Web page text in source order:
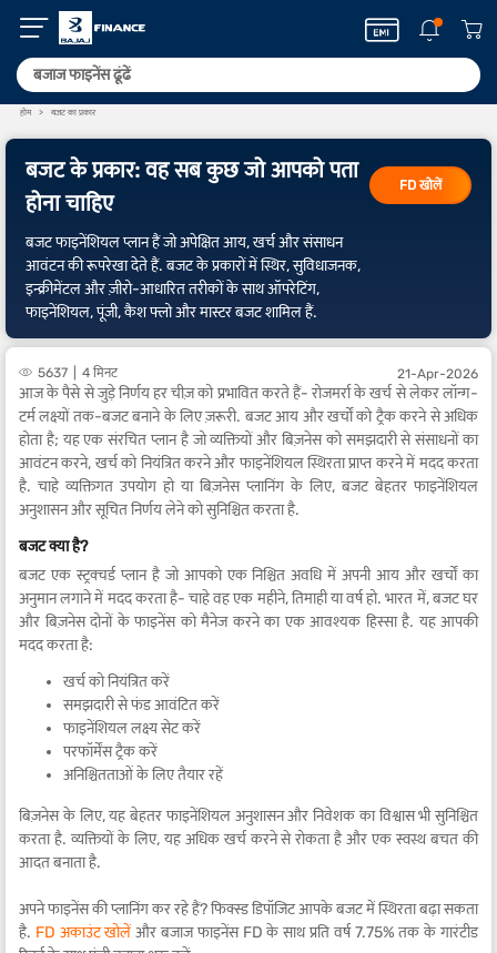
होम बजट का प्रकार
बजट के प्रकार: वह सब कुछ जो आपको पता
होना चाहिए
बजट फाइनेंशियल प्लान हैं जो अपेक्षित आय, खर्च और संसाधन
आवंटन की रूपरेखा देते हैं. बजट के प्रकारों में स्थिर, सुविधाजनक,
इन्क्रीमेंटल और ज़ीरो-आधारित तरीकों के साथ ऑपरेटिंग,
फाइनेंशियल, पूंजी, कैश फ्लो और मास्टर बजट शामिल हैं.
FD खोलें
5637 4 मिनट 21-Apr-2026
आज के पैसे से जुड़े निर्णय हर चीज़ को प्रभावित करते हैं- रोजमर्रा के खर्च से लेकर लॉन्ग-
टर्म लक्ष्यों तक-बजट बनाने के लिए ज़रूरी. बजट आय और खर्चों को ट्रैक करने से अधिक
होता है; यह एक संरचित प्लान है जो व्यक्तियों और बिज़नेस को समझदारी से संसाधनों का
आवंटन करने, खर्च को नियंत्रित करने और फाइनेंशियल स्थिरता प्राप्त करने में मदद करता
है. चाहे व्यक्तिगत उपयोग हो या बिज़नेस प्लानिंग के लिए, बजट बेहतर फाइनेंशियल
अनुशासन और सूचित निर्णय लेने को सुनिश्चित करता है.
बजट क्या है?
बजट एक स्ट्रक्चर्ड प्लान है जो आपको एक निश्चित अवधि में अपनी आय और खर्चों का
अनुमान लगाने में मदद करता है- चाहे वह एक महीने, तिमाही या वर्ष हो. भारत में, बजट घर
और बिज़नेस दोनों के फाइनेंस को मैनेज करने का एक आवश्यक हिस्सा है. यह आपकी
मदद करता है:
खर्च को नियंत्रित करें
समझदारी से फंड आवंटित करें
फाइनेंशियल लक्ष्य सेट करें
परफॉर्मेंस ट्रैक करें
अनिश्चितताओं के लिए तैयार रहें
बिज़नेस के लिए, यह बेहतर फाइनेंशियल अनुशासन और निवेशक का विश्वास भी सुनिश्चित
करता है. व्यक्तियों के लिए, यह अधिक खर्च करने से रोकता है और एक स्वस्थ बचत की
आदत बनाता है.
अपने फाइनेंस की प्लानिंग कर रहे हैं? फिक्स्ड डिपॉजिट आपके बजट में स्थिरता बढ़ा सकता
है. FD अकाउंट खोलें और बजाज फाइनेंस FD के साथ प्रति वर्ष 7.75% तक के गारंटीड